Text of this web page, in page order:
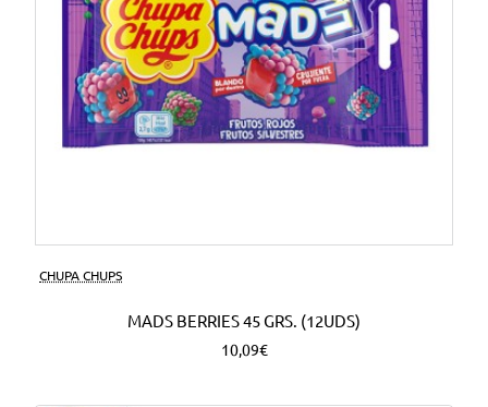
CHUPA CHUPS
MADS BERRIES 45 GRS. (12UDS)
10,09€